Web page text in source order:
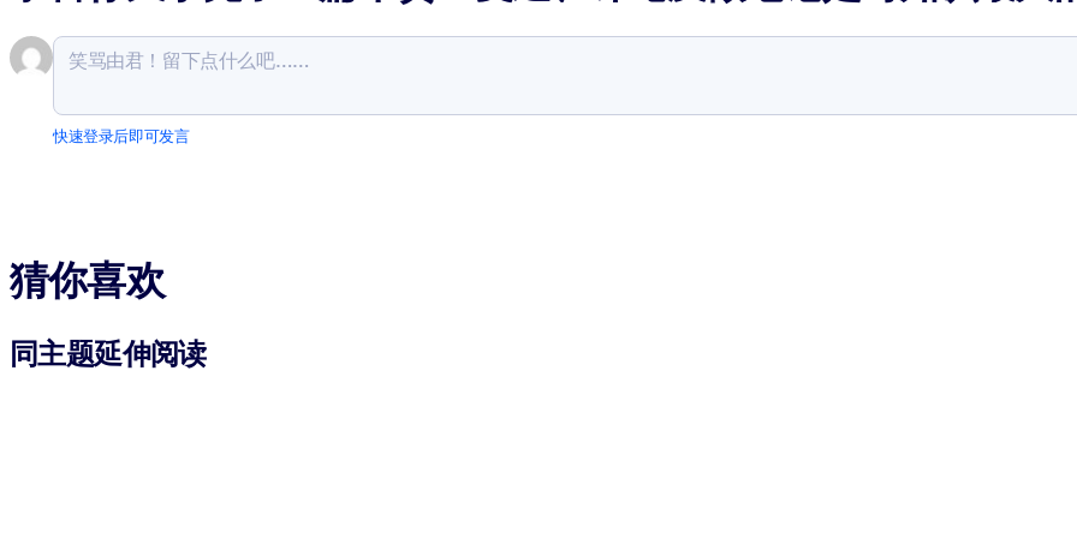
快速登录后即可发言
猜你喜欢
同主题延伸阅读